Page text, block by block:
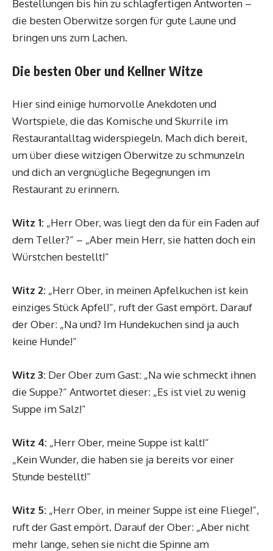
Bestellungen bis hin zu schlagfertigen Antworten –
die besten Oberwitze sorgen für gute Laune und
bringen uns zum Lachen.
Die besten Ober und Kellner Witze
Hier sind einige humorvolle Anekdoten und
Wortspiele, die das Komische und Skurrile im
Restaurantalltag widerspiegeln. Mach dich bereit,
um über diese witzigen Oberwitze zu schmunzeln
und dich an vergnügliche Begegnungen im
Restaurant zu erinnern.
Witz 1: „Herr Ober, was liegt den da für ein Faden auf
dem Teller?“ – „Aber mein Herr, sie hatten doch ein
Würstchen bestellt!“
Witz 2: „Herr Ober, in meinen Apfelkuchen ist kein
einziges Stück Apfel!“, ruft der Gast empört. Darauf
der Ober: „Na und? Im Hundekuchen sind ja auch
keine Hunde!“
Witz 3: Der Ober zum Gast: „Na wie schmeckt ihnen
die Suppe?“ Antwortet dieser: „Es ist viel zu wenig
Suppe im Salz!“
Witz 4: „Herr Ober, meine Suppe ist kalt!“
„Kein Wunder, die haben sie ja bereits vor einer
Stunde bestellt!“
Witz 5: „Herr Ober, in meiner Suppe ist eine Fliege!“,
ruft der Gast empört. Darauf der Ober: „Aber nicht
mehr lange, sehen sie nicht die Spinne am